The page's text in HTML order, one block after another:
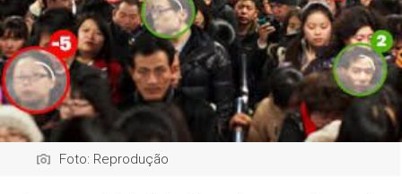
Foto: Reprodução